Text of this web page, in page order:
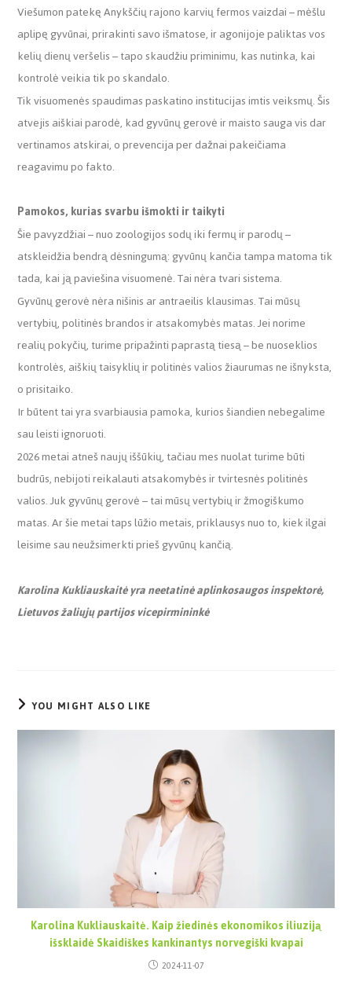
Viešumon patekę Anykščių rajono karvių fermos vaizdai – mėšlu
aplipę gyvūnai, prirakinti savo išmatose, ir agonijoje paliktas vos
kelių dienų veršelis – tapo skaudžiu priminimu, kas nutinka, kai
kontrolė veikia tik po skandalo.
Tik visuomenės spaudimas paskatino institucijas imtis veiksmų. Šis
atvejis aiškiai parodė, kad gyvūnų gerovė ir maisto sauga vis dar
vertinamos atskirai, o prevencija per dažnai pakeičiama
reagavimu po fakto.
Pamokos, kurias svarbu išmokti ir taikyti
Šie pavyzdžiai – nuo zoologijos sodų iki fermų ir parodų –
atskleidžia bendrą dėsningumą: gyvūnų kančia tampa matoma tik
tada, kai ją paviešina visuomenė. Tai nėra tvari sistema.
Gyvūnų gerovė nėra nišinis ar antraeilis klausimas. Tai mūsų
vertybių, politinės brandos ir atsakomybės matas. Jei norime
realių pokyčių, turime pripažinti paprastą tiesą – be nuoseklios
kontrolės, aiškių taisyklių ir politinės valios žiaurumas ne išnyksta,
o prisitaiko.
Ir būtent tai yra svarbiausia pamoka, kurios šiandien nebegalime
sau leisti ignoruoti.
2026 metai atneš naujų iššūkių, tačiau mes nuolat turime būti
budrūs, nebijoti reikalauti atsakomybės ir tvirtesnės politinės
valios. Juk gyvūnų gerovė – tai mūsų vertybių ir žmogiškumo
matas. Ar šie metai taps lūžio metais, priklausys nuo to, kiek ilgai
leisime sau neužsimerkti prieš gyvūnų kančią.
Karolina Kukliauskaitė yra neetatinė aplinkosaugos inspektorė,
Lietuvos žaliųjų partijos vicepirmininkė
YOU MIGHT ALSO LIKE
Karolina Kukliauskaitė. Kaip žiedinės ekonomikos iliuziją
išsklaidė Skaidiškes kankinantys norvegiški kvapai
2024-11-07